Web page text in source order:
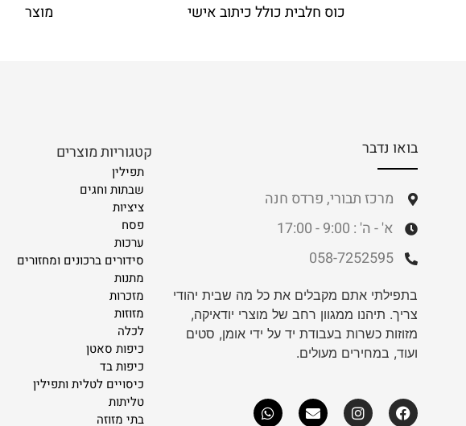
כוס חלבית כולל כיתוב אישי מוצר
בואו נדבר
מרכז תבורי, פרדס חנה
א' - ה' : 9:00 - 17:00
058-7252595
בתפילתי אתם מקבלים את כל מה שבית יהודי
צריך. תיהנו ממגוון רחב של מוצרי יודאיקה,
מזוזות כשרות בעבודת יד על ידי אומן, סטים
ועוד, במחירים מעולים.
קטגוריות מוצרים
תפילין
שבתות וחגים
ציציות
פסח
ערכות
סידורים ברכונים ומחזורים
מתנות
מזכרות
מזוזות
לכלה
כיפות סאטן
כיפות בד
כיסויים לטלית ותפילין
טליתות
בתי מזוזה